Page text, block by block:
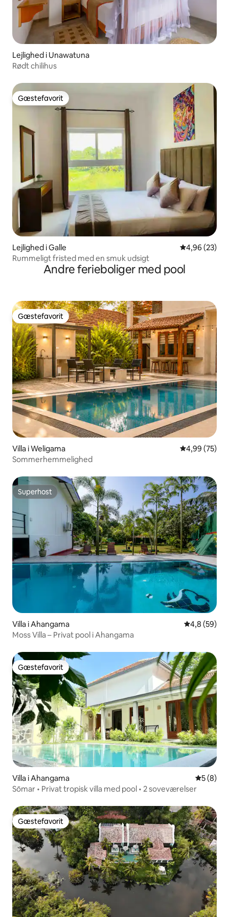
Lejlighed i Unawatuna
Rødt chilihus
Gæstefavorit
Gæstefavorit
Lejlighed i Galle 4,96 ud af 5 i
4,96 (23)
Rummeligt fristed med en smuk udsigt
Andre ferieboliger med pool
Gæstefavorit
Gæstefavorit
Villa i Weligama 4,99 ud af 5 i
4,99 (75)
Sommerhemmelighed
Superhost
Superhost
Villa i Ahangama 4,8 ud af 5 i
4,8 (59)
Moss Villa – Privat pool i Ahangama
Gæstefavorit
Gæstefavorit
Villa i Ahangama 5 ud af 5
5 (8)
Sōmar • Privat tropisk villa med pool • 2 soveværelser
Gæstefavorit
Gæstefavorit